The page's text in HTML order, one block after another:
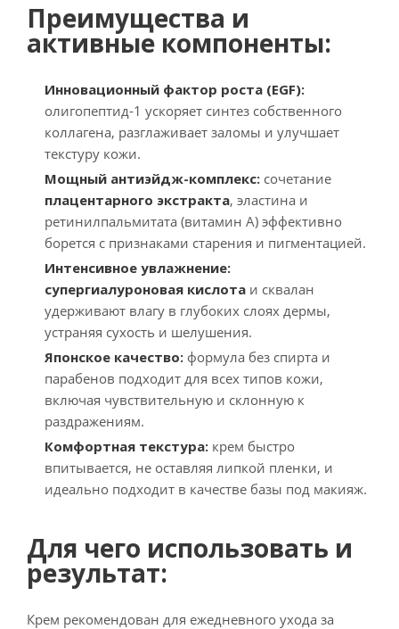
Преимущества и
активные компоненты:
Инновационный фактор роста (EGF):
олигопептид-1 ускоряет синтез собственного
коллагена, разглаживает заломы и улучшает
текстуру кожи.
Мощный антиэйдж-комплекс: сочетание
плацентарного экстракта, эластина и
ретинилпальмитата (витамин А) эффективно
борется с признаками старения и пигментацией.
Интенсивное увлажнение:
супергиалуроновая кислота и сквалан
удерживают влагу в глубоких слоях дермы,
устраняя сухость и шелушения.
Японское качество: формула без спирта и
парабенов подходит для всех типов кожи,
включая чувствительную и склонную к
раздражениям.
Комфортная текстура: крем быстро
впитывается, не оставляя липкой пленки, и
идеально подходит в качестве базы под макияж.
Для чего использовать и
результат:
Крем рекомендован для ежедневного ухода за